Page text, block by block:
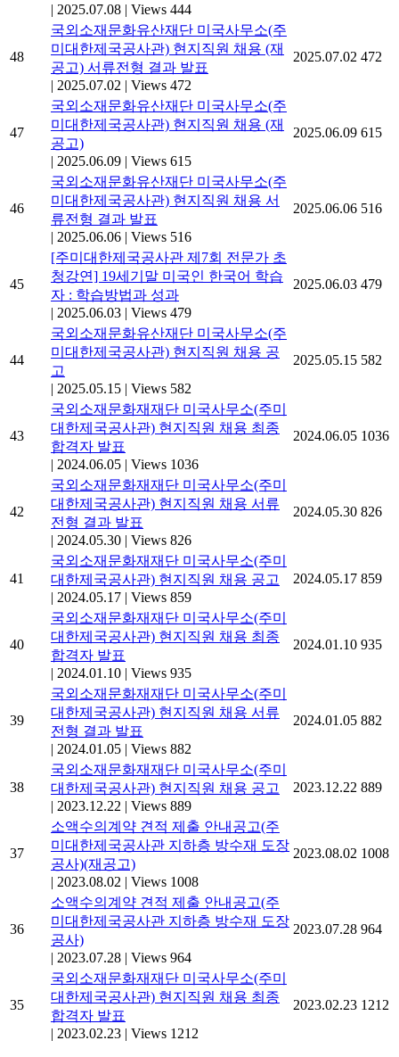
| 2025.07.08 | Views 444
48
국외소재문화유산재단 미국사무소(주
미대한제국공사관) 현지직원 채용 (재
공고) 서류전형 결과 발표
| 2025.07.02 | Views 472
2025.07.02 472
47
국외소재문화유산재단 미국사무소(주
미대한제국공사관) 현지직원 채용 (재
공고)
| 2025.06.09 | Views 615
2025.06.09 615
46
국외소재문화유산재단 미국사무소(주
미대한제국공사관) 현지직원 채용 서
류전형 결과 발표
| 2025.06.06 | Views 516
2025.06.06 516
45
[주미대한제국공사관 제7회 전문가 초
청강연] 19세기말 미국인 한국어 학습
자 : 학습방법과 성과
| 2025.06.03 | Views 479
2025.06.03 479
44
국외소재문화유산재단 미국사무소(주
미대한제국공사관) 현지직원 채용 공
고
| 2025.05.15 | Views 582
2025.05.15 582
43
국외소재문화재재단 미국사무소(주미
대한제국공사관) 현지직원 채용 최종
합격자 발표
| 2024.06.05 | Views 1036
2024.06.05 1036
42
국외소재문화재재단 미국사무소(주미
대한제국공사관) 현지직원 채용 서류
전형 결과 발표
| 2024.05.30 | Views 826
2024.05.30 826
41
국외소재문화재재단 미국사무소(주미
대한제국공사관) 현지직원 채용 공고
| 2024.05.17 | Views 859
2024.05.17 859
40
국외소재문화재재단 미국사무소(주미
대한제국공사관) 현지직원 채용 최종
합격자 발표
| 2024.01.10 | Views 935
2024.01.10 935
39
국외소재문화재재단 미국사무소(주미
대한제국공사관) 현지직원 채용 서류
전형 결과 발표
| 2024.01.05 | Views 882
2024.01.05 882
38
국외소재문화재재단 미국사무소(주미
대한제국공사관) 현지직원 채용 공고
| 2023.12.22 | Views 889
2023.12.22 889
37
소액수의계약 견적 제출 안내공고(주
미대한제국공사관 지하층 방수재 도장
공사)(재공고)
| 2023.08.02 | Views 1008
2023.08.02 1008
36
소액수의계약 견적 제출 안내공고(주
미대한제국공사관 지하층 방수재 도장
공사)
| 2023.07.28 | Views 964
2023.07.28 964
35
국외소재문화재재단 미국사무소(주미
대한제국공사관) 현지직원 채용 최종
합격자 발표
| 2023.02.23 | Views 1212
2023.02.23 1212